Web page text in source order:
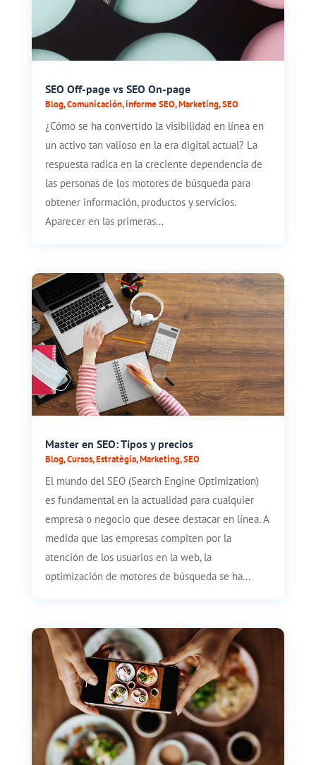
SEO Off-page vs SEO On-page
Blog,Comunicación,informe SEO,Marketing,SEO
¿Cómo se ha convertido la visibilidad en línea en
un activo tan valioso en la era digital actual? La
respuesta radica en la creciente dependencia de
las personas de los motores de búsqueda para
obtener información, productos y servicios.
Aparecer en las primeras...
Master en SEO: Tipos y precios
Blog,Cursos,Estratègia,Marketing,SEO
El mundo del SEO (Search Engine Optimization)
es fundamental en la actualidad para cualquier
empresa o negocio que desee destacar en línea. A
medida que las empresas compiten por la
atención de los usuarios en la web, la
optimización de motores de búsqueda se ha...